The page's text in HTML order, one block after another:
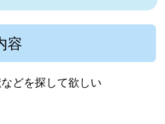
容
どを探して欲しい